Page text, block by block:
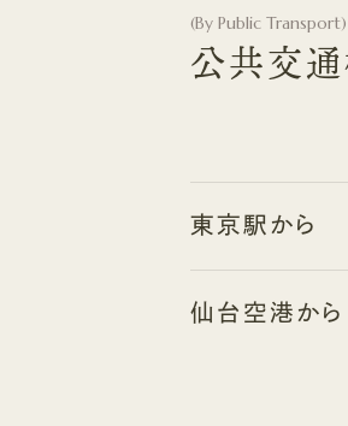
(By Public Transport)
公共交
東京駅から
仙台空港から